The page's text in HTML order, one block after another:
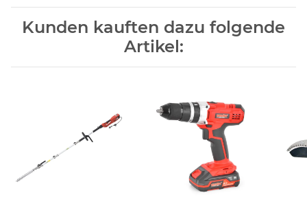
Kunden kauften dazu folgende
Artikel: